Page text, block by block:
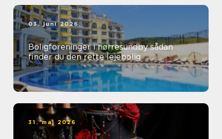
03. juni 2026
Boligforeninger i nørresundby sådan
finder du den rette lejebolig
31. maj 2026